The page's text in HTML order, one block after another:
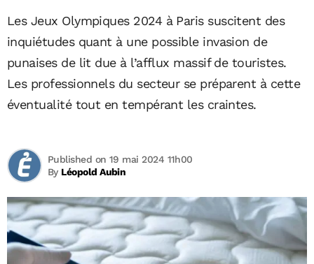
Les Jeux Olympiques 2024 à Paris suscitent des
inquiétudes quant à une possible invasion de
punaises de lit due à l’afflux massif de touristes.
Les professionnels du secteur se préparent à cette
éventualité tout en tempérant les craintes.
By Léopold Aubin
Published on 19 mai 2024 11h00